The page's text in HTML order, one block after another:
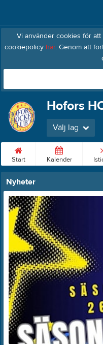
Vi använder cookies för
cookiepolicy här. Genom att
Hofors
Välj lag
Start Kalender
Nyheter